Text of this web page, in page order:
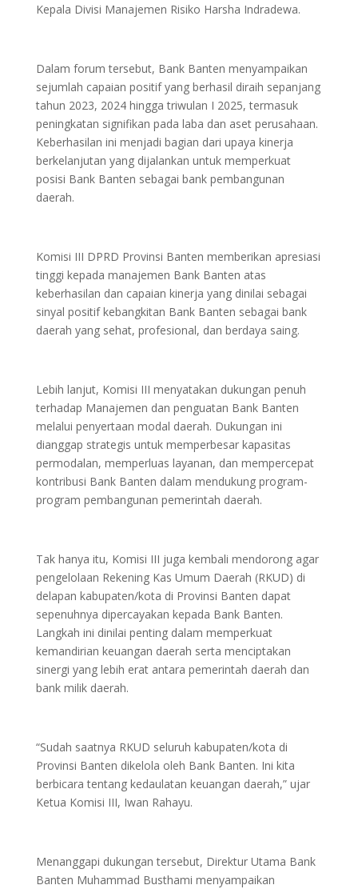
Kepala Divisi Manajemen Risiko Harsha Indradewa.
Dalam forum tersebut, Bank Banten menyampaikan
sejumlah capaian positif yang berhasil diraih sepanjang
tahun 2023, 2024 hingga triwulan I 2025, termasuk
peningkatan signifikan pada laba dan aset perusahaan.
Keberhasilan ini menjadi bagian dari upaya kinerja
berkelanjutan yang dijalankan untuk memperkuat
posisi Bank Banten sebagai bank pembangunan
daerah.
Komisi III DPRD Provinsi Banten memberikan apresiasi
tinggi kepada manajemen Bank Banten atas
keberhasilan dan capaian kinerja yang dinilai sebagai
sinyal positif kebangkitan Bank Banten sebagai bank
daerah yang sehat, profesional, dan berdaya saing.
Lebih lanjut, Komisi III menyatakan dukungan penuh
terhadap Manajemen dan penguatan Bank Banten
melalui penyertaan modal daerah. Dukungan ini
dianggap strategis untuk memperbesar kapasitas
permodalan, memperluas layanan, dan mempercepat
kontribusi Bank Banten dalam mendukung program-
program pembangunan pemerintah daerah.
Tak hanya itu, Komisi III juga kembali mendorong agar
pengelolaan Rekening Kas Umum Daerah (RKUD) di
delapan kabupaten/kota di Provinsi Banten dapat
sepenuhnya dipercayakan kepada Bank Banten.
Langkah ini dinilai penting dalam memperkuat
kemandirian keuangan daerah serta menciptakan
sinergi yang lebih erat antara pemerintah daerah dan
bank milik daerah.
“Sudah saatnya RKUD seluruh kabupaten/kota di
Provinsi Banten dikelola oleh Bank Banten. Ini kita
berbicara tentang kedaulatan keuangan daerah,” ujar
Ketua Komisi III, Iwan Rahayu.
Menanggapi dukungan tersebut, Direktur Utama Bank
Banten Muhammad Busthami menyampaikan